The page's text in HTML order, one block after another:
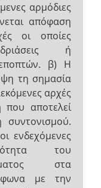
αρμόδιες
απόφαση
οι οποίες
ή
β) Η
τη σημασία
αρχές
που αποτελεί
συντονισμού.
ενδεχόμενες
του
στα
με την